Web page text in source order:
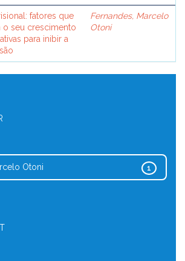
fatores que
o seu crescimento
para inibir a
Fernandes, Marcelo
Otoni
1
Otoni